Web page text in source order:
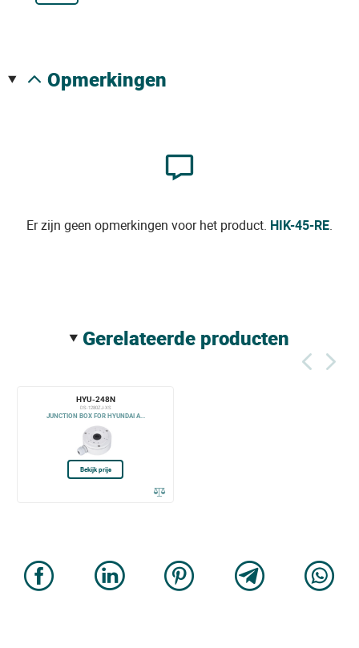
opmerkingen
Er zijn geen opmerkingen voor het product. HIK-45-RE.
gerelateerde producten
HYU-248N
DS-1280ZJ-XS
JUNCTION BOX FOR HYUNDAI A...
Bekijk prijs